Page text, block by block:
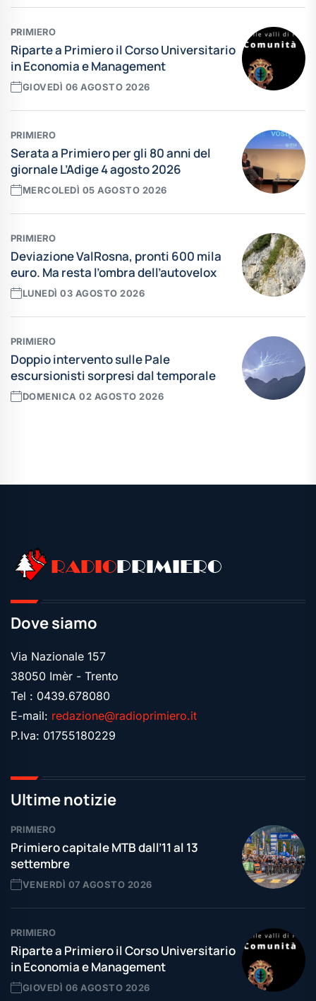
PRIMIERO
Riparte a Primiero il Corso Universitario
in Economia e Management
GIOVEDÌ 06 AGOSTO 2026
PRIMIERO
Serata a Primiero per gli 80 anni del
giornale L’Adige 4 agosto 2026
MERCOLEDÌ 05 AGOSTO 2026
PRIMIERO
Deviazione ValRosna, pronti 600 mila
euro. Ma resta l’ombra dell’autovelox
LUNEDÌ 03 AGOSTO 2026
PRIMIERO
Doppio intervento sulle Pale
escursionisti sorpresi dal temporale
DOMENICA 02 AGOSTO 2026
RADIOPRIMIERO
Dove siamo
Via Nazionale 157
38050 Imèr - Trento
Tel : 0439.678080
E-mail: redazione@radioprimiero.it
P.Iva: 01755180229
Ultime notizie
PRIMIERO
Primiero capitale MTB dall’11 al 13
settembre
VENERDÌ 07 AGOSTO 2026
PRIMIERO
Riparte a Primiero il Corso Universitario
in Economia e Management
GIOVEDÌ 06 AGOSTO 2026